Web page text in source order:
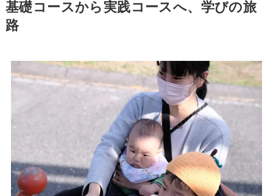
基礎コースから実践コースへ、学びの旅
路